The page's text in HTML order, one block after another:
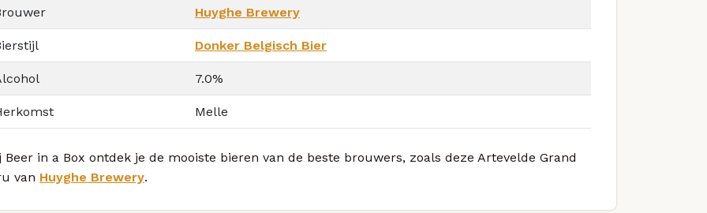
Huyghe Brewery
Donker Belgisch Bier
7.0%
Melle
Beer in a Box ontdek je de mooiste bieren van de beste brouwers, zoals deze Artevelde Grand
van Huyghe Brewery.